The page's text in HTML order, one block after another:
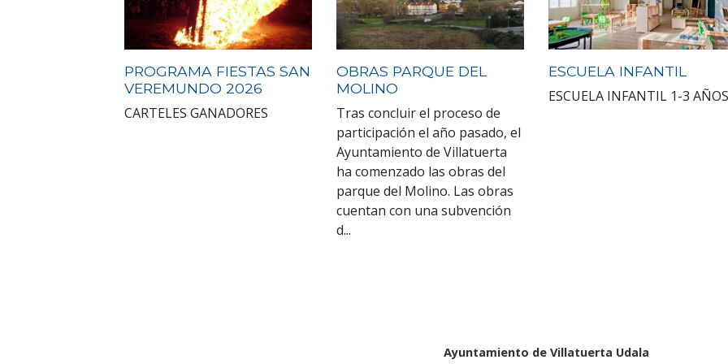
PROGRAMA FIESTAS SAN
VEREMUNDO 2026
CARTELES GANADORES
OBRAS PARQUE DEL
MOLINO
Tras concluir el proceso de
participación el año pasado, el
Ayuntamiento de Villatuerta
ha comenzado las obras del
parque del Molino. Las obras
cuentan con una subvención
d...
ESCUELA INFANTIL
ESCUELA INFANTIL 1-3
Ayuntamiento de Villatuerta Udala